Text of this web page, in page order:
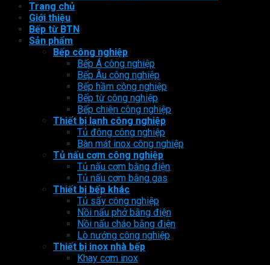
Trang chủ
Giới thiệu
Bếp từ BTN
Sản phẩm
Bếp công nghiệp
Bếp Á công nghiệp
Bếp Âu công nghiệp
Bếp hầm công nghiệp
Bếp từ công nghiệp
Bếp chiên công nghiệp
Thiết bị lạnh công nghiệp
Tủ đông công nghiệp
Bàn mát inox công nghiệp
Tủ nấu cơm công nghiệp
Tủ nấu cơm bằng điện
Tủ nấu cơm bằng gas
Thiết bị bếp khác
Tủ sấy công nghiệp
Nồi nấu phở bằng điện
Nồi nấu cháo bằng điện
Lò nướng công nghiệp
Thiết bị inox nhà bếp
Khay cơm inox